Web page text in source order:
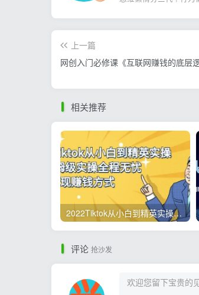
上一篇
网创入门必修课《互联网赚钱的底层
相关推荐
2022Tiktok从小白到精英实操，0-1保姆级实操全程无忧，多种变现赚钱方式
评论 抢沙发